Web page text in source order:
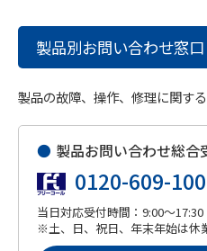
製品別お問い合わせ窓口
製品の故障、操作、修理に関す
● 製品お問い合わせ総合
0120-609-100
当日対応受付時間：9:00～17:30
※土、日、祝日、年末年始は休